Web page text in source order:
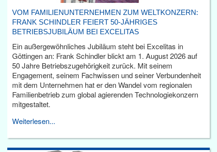
VOM FAMILIENUNTERNEHMEN ZUM WELTKONZERN:
FRANK SCHINDLER FEIERT 50-JÄHRIGES
BETRIEBSJUBILÄUM BEI EXCELITAS
Ein außergewöhnliches Jubiläum steht bei Excelitas in
Göttingen an: Frank Schindler blickt am 1. August 2026 auf
50 Jahre Betriebszugehörigkeit zurück. Mit seinem
Engagement, seinem Fachwissen und seiner Verbundenheit
mit dem Unternehmen hat er den Wandel vom regionalen
Familienbetrieb zum global agierenden Technologiekonzern
mitgestaltet.
Weiterlesen...